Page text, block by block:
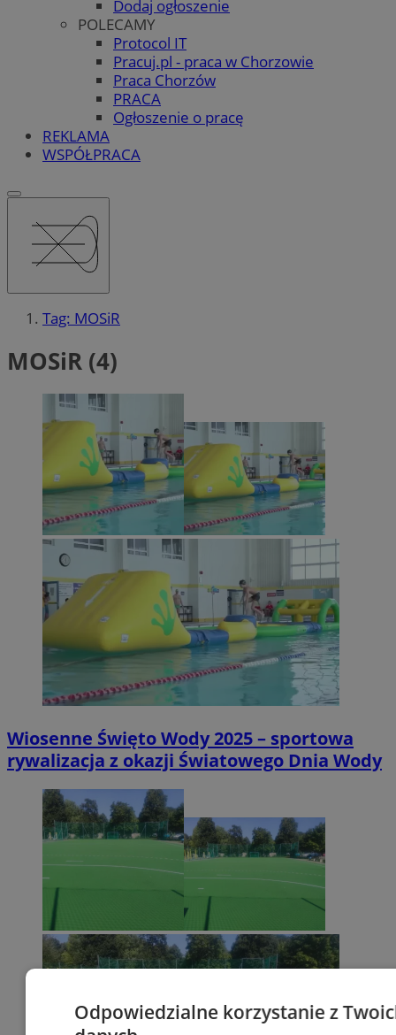
Dodaj ogłoszenie
POLECAMY
Protocol IT
Pracuj.pl - praca w Chorzowie
Praca Chorzów
PRACA
Ogłoszenie o pracę
REKLAMA
WSPÓŁPRACA
Tag: MOSiR
MOSiR (4)
Wiosenne Święto Wody 2025 – sportowa
rywalizacja z okazji Światowego Dnia Wody
Odpowiedzialne korzystanie z